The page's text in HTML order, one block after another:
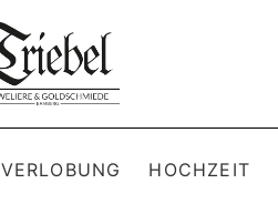
VERLOBUNG HOCHZEIT